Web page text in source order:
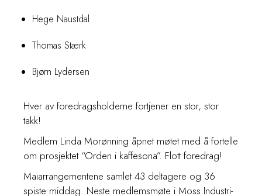
Hege Naustdal
Thomas Stærk
Bjørn Lydersen
Hver av foredragsholderne fortjener en stor, stor
takk!
Medlem Linda Morønning åpnet møtet med å fortelle
om prosjektet “Orden i kaffesona”. Flott foredrag!
Maiarrangementene samlet 43 deltagere og 36
spiste middag. Neste medlemsmøte i Moss Industri-